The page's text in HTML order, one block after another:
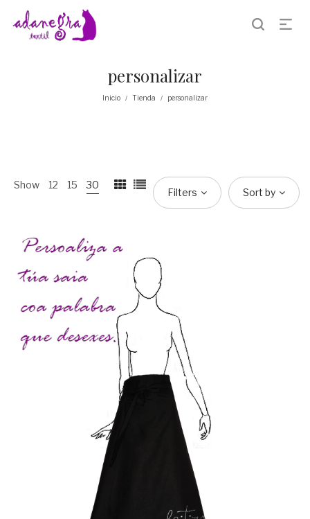
personalizar
Inicio / Tienda / personalizar
Show 12 15 30
Filters Sort by